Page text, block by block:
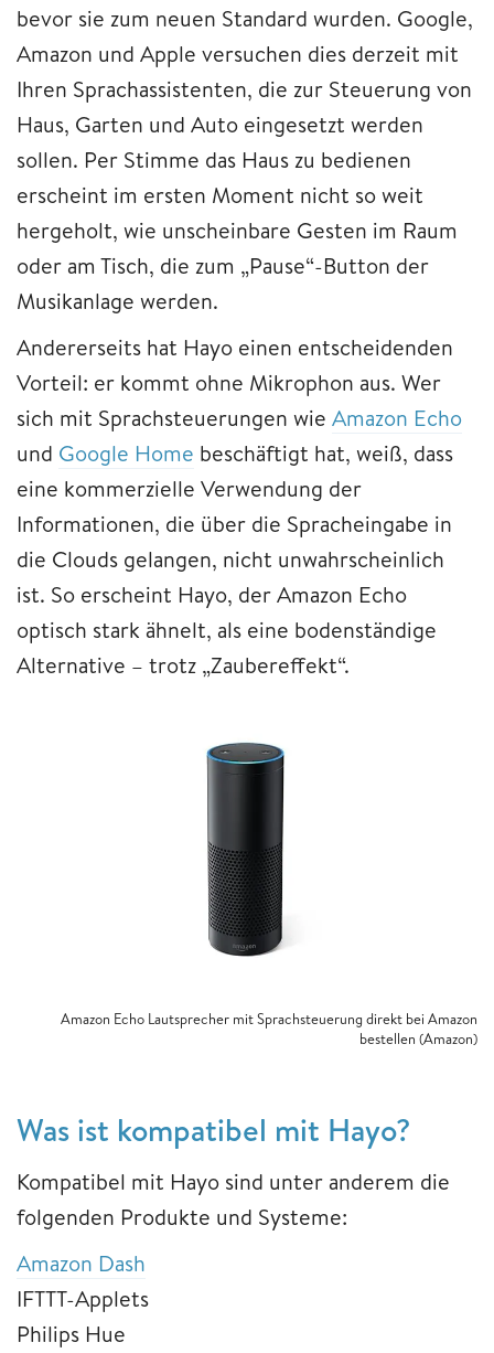
bevor sie zum neuen Standard wurden. Google,
Amazon und Apple versuchen dies derzeit mit
Ihren Sprachassistenten, die zur Steuerung von
Haus, Garten und Auto eingesetzt werden
sollen. Per Stimme das Haus zu bedienen
erscheint im ersten Moment nicht so weit
hergeholt, wie unscheinbare Gesten im Raum
oder am Tisch, die zum „Pause“-Button der
Musikanlage werden.
Andererseits hat Hayo einen entscheidenden
Vorteil: er kommt ohne Mikrophon aus. Wer
sich mit Sprachsteuerungen wie Amazon Echo
und Google Home beschäftigt hat, weiß, dass
eine kommerzielle Verwendung der
Informationen, die über die Spracheingabe in
die Clouds gelangen, nicht unwahrscheinlich
ist. So erscheint Hayo, der Amazon Echo
optisch stark ähnelt, als eine bodenständige
Alternative – trotz „Zaubereffekt“.
Amazon Echo Lautsprecher mit Sprachsteuerung direkt bei Amazon
bestellen (Amazon)
Was ist kompatibel mit Hayo?
Kompatibel mit Hayo sind unter anderem die
folgenden Produkte und Systeme:
Amazon Dash
IFTTT-Applets
Philips Hue